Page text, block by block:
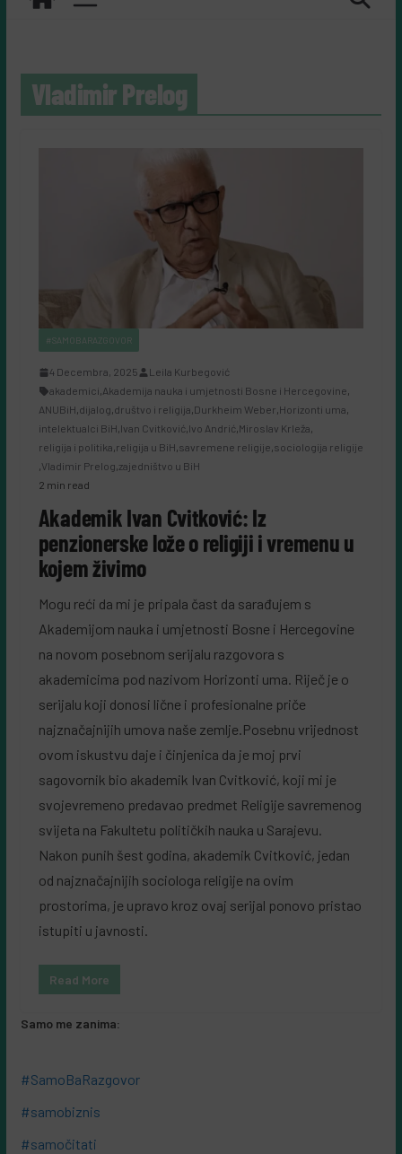
Vladimir Prelog
#SAMOBARAZGOVOR
4 Decembra, 2025
Leila Kurbegović
akademici,Akademija nauka i umjetnosti Bosne i Hercegovine,
ANUBiH,dijalog,društvo i religija,Durkheim Weber,Horizonti uma,
intelektualci BiH,Ivan Cvitković,Ivo Andrić,Miroslav Krleža,
religija i politika,religija u BiH,savremene religije,sociologija religije
,Vladimir Prelog,zajedništvo u BiH
2 min read
Akademik Ivan Cvitković: Iz
penzionerske lože o religiji i vremenu u
kojem živimo
Mogu reći da mi je pripala čast da sarađujem s
Akademijom nauka i umjetnosti Bosne i Hercegovine
na novom posebnom serijalu razgovora s
akademicima pod nazivom Horizonti uma. Riječ je o
serijalu koji donosi lične i profesionalne priče
najznačajnijih umova naše zemlje.Posebnu vrijednost
ovom iskustvu daje i činjenica da je moj prvi
sagovornik bio akademik Ivan Cvitković, koji mi je
svojevremeno predavao predmet Religije savremenog
svijeta na Fakultetu političkih nauka u Sarajevu.
Nakon punih šest godina, akademik Cvitković, jedan
od najznačajnijih sociologa religije na ovim
prostorima, je upravo kroz ovaj serijal ponovo pristao
istupiti u javnosti.
Read More
Samo me zanima:
#SamoBaRazgovor
#samobiznis
#samočitati